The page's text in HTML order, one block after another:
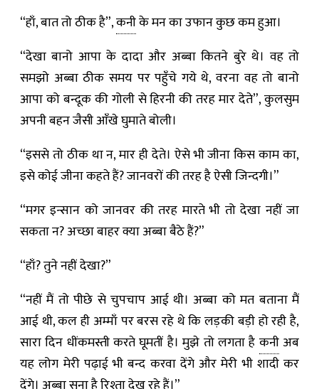
“हाँ, बात तो ठीक है”,कनीके मन का उफान कुछ कम हुआ।
“देखा बानो आपा के दादा और अब्बा कितने बुरे थे। वह तो
समझो अब्बा ठीक समय पर पहुँचे गये थे, वरना वह तो बानो
आपा को बन्दूक की गोली से हिरनी की तरह मार देते”, कुलसुम
अपनी बहन जैसी आँखे घुमाते बोली।
“इससे तो ठीक था न, मार ही देते। ऐसे भी जीना किस काम का,
इसे कोई जीना कहते हैं? जानवरों की तरह है ऐसी जिन्दगी।”
“मगर इन्सान को जानवर की तरह मारते भी तो देखा नहीं जा
सकता न? अच्छा बाहर क्या अब्बा बैठे हैं?”
“हाँ? तुने नहीं देखा?”
“नहीं मैं तो पीछे से चुपचाप आई थी। अब्बा को मत बताना मैं
आई थी, कल ही अम्माँ पर बरस रहे थे कि लड़की बड़ी हो रही है,
सारा दिन धींकमस्ती करते घूमतीं है। मुझे तो लगता है कनीअब
यह लोग मेरी पढ़ाई भी बन्द करवा देंगे और मेरी भी शादी कर